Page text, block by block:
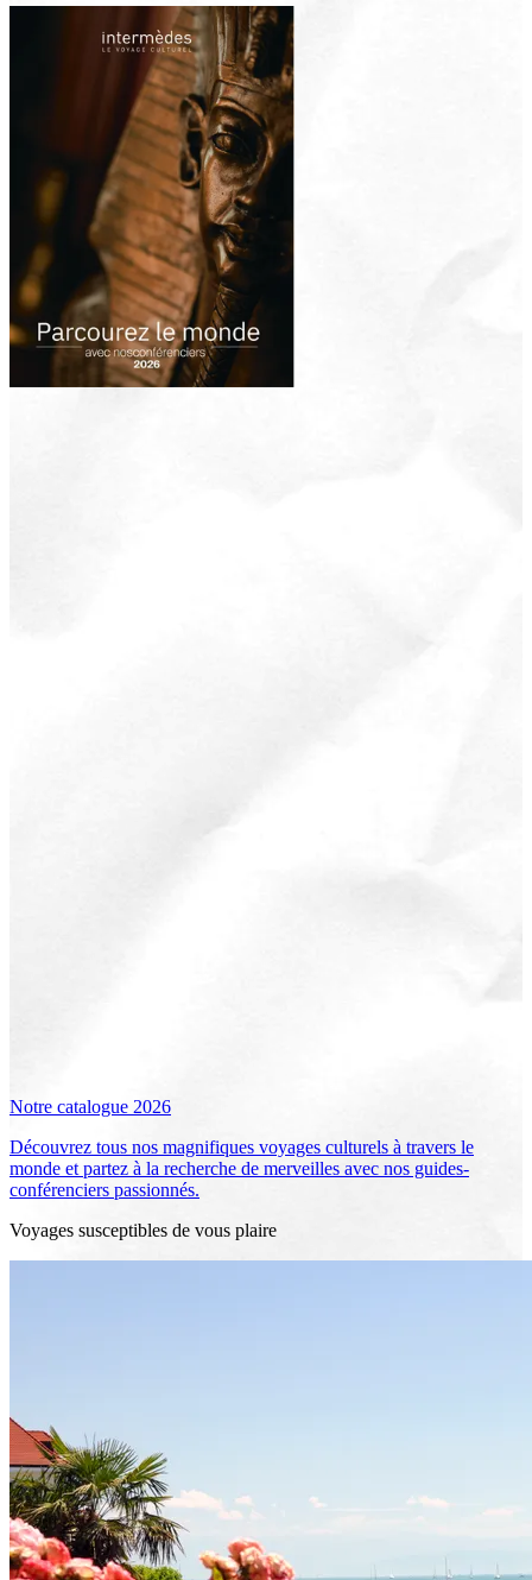
Notre catalogue 2026
Découvrez tous nos magnifiques voyages culturels à travers le
monde et partez à la recherche de merveilles avec nos guides-
conférenciers passionnés.
Voyages susceptibles de vous plaire